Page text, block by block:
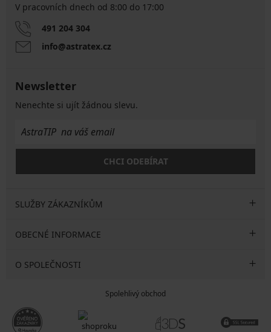
V pracovních dnech od 8:00 do 17:00
491 204 304
info@astratex.cz
Newsletter
Nenechte si ujít žádnou slevu.
CHCI ODEBÍRAT
SLUŽBY ZÁKAZNÍKŮM
OBECNÉ INFORMACE
O SPOLEČNOSTI
Spolehlivý obchod